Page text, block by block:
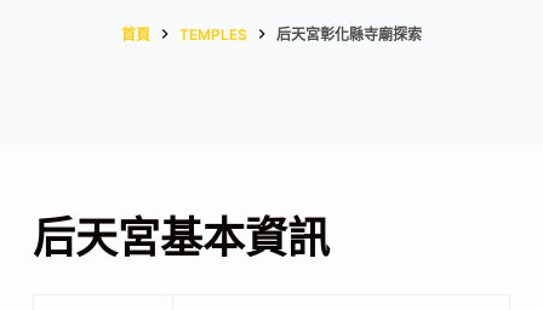
首頁 TEMPLES 后天宮彰化縣寺廟探索
后天宮基本資訊